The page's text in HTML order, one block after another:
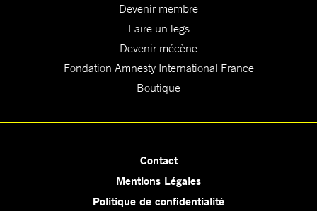
Devenir membre
Faire un legs
Devenir mécène
Fondation Amnesty International France
Boutique
Contact
Mentions Légales
Politique de confidentialité